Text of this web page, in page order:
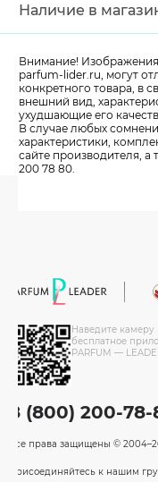
Наличие в
Внимание!
parfum-lider.ru, могут
конкретного товара, в
внешний вид,
ухудшающие его
В случае любых
характеристики,
сайте производителя, а
200 78 80.
Наведите камеру
бесплатное
PARFUM —
8 (800) 200-78-
Все права защищены ©
Присоединяйтесь к нашим